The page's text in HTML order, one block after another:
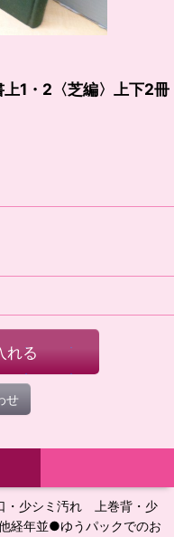
1・2〈芝編〉上下2冊
れる
せ
少シミ汚れ 上巻背・少
年並●ゆうパックでのお